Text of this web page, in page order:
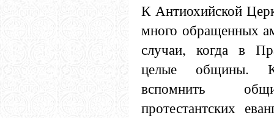
К Антиохийской
много обращенных
случаи, когда в
целые общины.
вспомнить
протестантских